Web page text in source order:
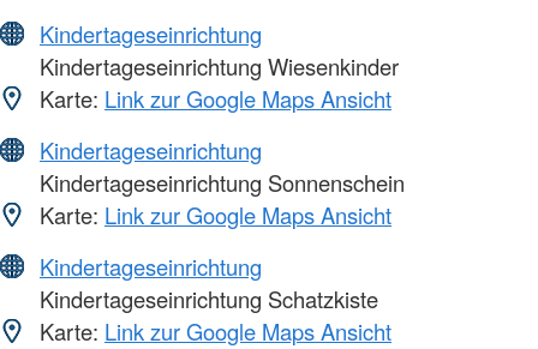
Kindertageseinrichtung
Kindertageseinrichtung Wiesenkinder
Karte: Link zur Google Maps Ansicht
Kindertageseinrichtung
Kindertageseinrichtung Sonnenschein
Karte: Link zur Google Maps Ansicht
Kindertageseinrichtung
Kindertageseinrichtung Schatzkiste
Karte: Link zur Google Maps Ansicht